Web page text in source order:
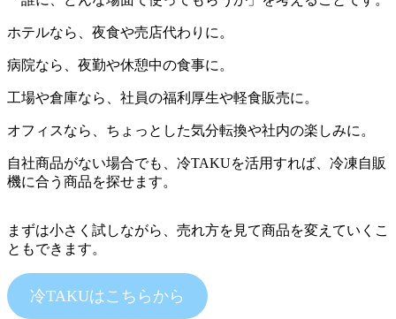
ホテルなら、夜食や売店代わりに。
病院なら、夜勤や休憩中の食事に。
工場や倉庫なら、社員の福利厚生や軽食販売に。
オフィスなら、ちょっとした気分転換や社内の楽しみに。
自社商品がない場合でも、冷TAKUを活用すれば、冷凍自販
機に合う商品を探せます。
まずは小さく試しながら、売れ方を見て商品を変えていくこ
ともできます。
冷TAKUはこちらから